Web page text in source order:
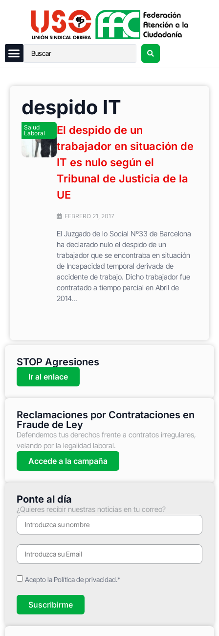
despido IT
Salud
Laboral
El despido de un
trabajador en situación de
IT es nulo según el
Tribunal de Justicia de la
UE
FEBRERO 21, 2017
El Juzgado de lo Social Nº33 de Barcelona
ha declarado nulo el despido de un
trabajador que se encontraba en situación
de Incapacidad temporal derivada de
accidente de trabajo. Dicho trabajador fue
contratado a tiempo parcial en Abril de
2014...
STOP Agresiones
Ir al enlace
Reclamaciones por Contrataciones en
Fraude de Ley
Defendemos tus derechos frente a contratos irregulares,
velando por la legalidad laboral.
Accede a la campaña
Ponte al día
¿Quieres recibir nuestras noticias en tu correo?
Acepto la Política de privacidad.*
Suscribirme